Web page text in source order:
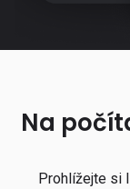
Na
Prohlížejte si